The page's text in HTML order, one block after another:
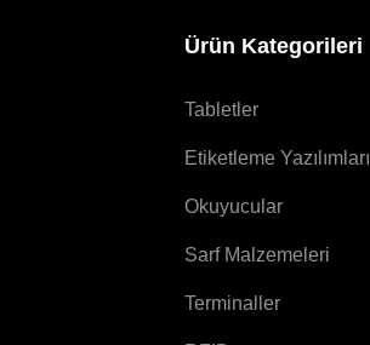
Ürün Kategorileri
Tabletler
Etiketleme Yazılımları
Okuyucular
Sarf Malzemeleri
Terminaller